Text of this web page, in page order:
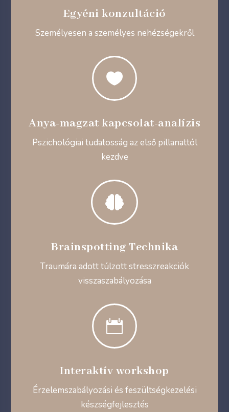
Egyéni konzultáció
Személyesen a személyes nehézségekről

Anya-magzat kapcsolat-analízis
Pszichológiai tudatosság az első pillanattól
kezdve

Brainspotting Technika
Traumára adott túlzott stresszreakciók
visszaszabályozása

Interaktív workshop
Érzelemszabályozási és feszültségkezelési
készségfejlesztés